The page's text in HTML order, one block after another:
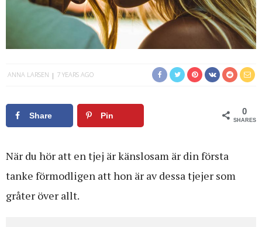
ANNA LARSEN 7 YEARS AGO
Share Pin 0
SHARES
När du hör att en tjej är känslosam är din första
tanke förmodligen att hon är av dessa tjejer som
gråter över allt.